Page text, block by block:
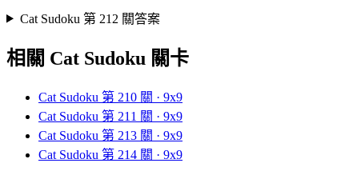
Cat Sudoku 第 212 關答案
相關 Cat Sudoku 關卡
Cat Sudoku 第 210 關 · 9x9
Cat Sudoku 第 211 關 · 9x9
Cat Sudoku 第 213 關 · 9x9
Cat Sudoku 第 214 關 · 9x9